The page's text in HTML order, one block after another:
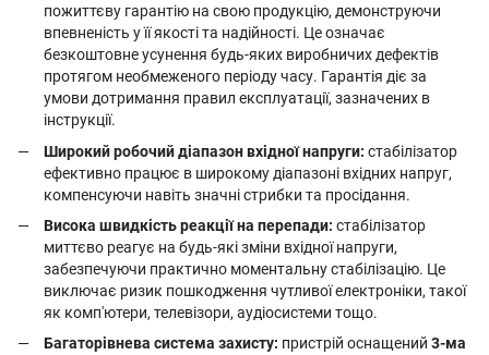
пожиттєву гарантію на свою продукцію, демонструючи
впевненість у її якості та надійності. Це означає
безкоштовне усунення будь-яких виробничих дефектів
протягом необмеженого періоду часу. Гарантія діє за
умови дотримання правил експлуатації, зазначених в
інструкції.
Широкий робочий діапазон вхідної напруги: стабілізатор
ефективно працює в широкому діапазоні вхідних напруг,
компенсуючи навіть значні стрибки та просідання.
Висока швидкість реакції на перепади: стабілізатор
миттєво реагує на будь-які зміни вхідної напруги,
забезпечуючи практично моментальну стабілізацію. Це
виключає ризик пошкодження чутливої ​​електроніки, такої
як комп'ютери, телевізори, аудіосистеми тощо.
Багаторівнева система захисту: пристрій оснащений 3-ма